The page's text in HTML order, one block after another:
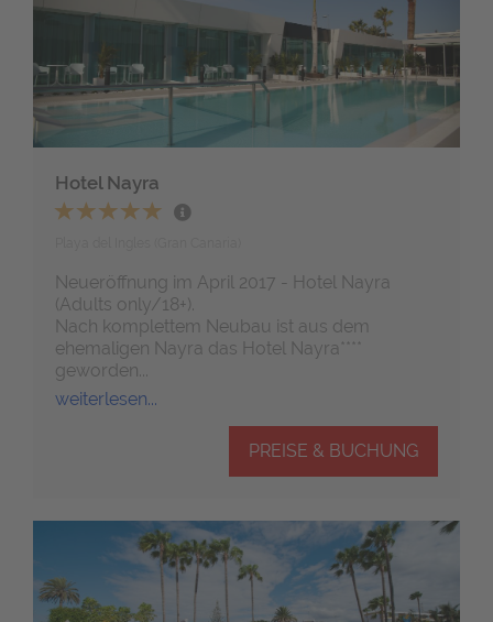
Hotel Nayra
Neueröffnung im April 2017 - Hotel Nayra
(Adults only/18+).
Nach komplettem Neubau ist aus dem
ehemaligen Nayra das Hotel Nayra****
geworden...
weiterlesen...
PREISE & BUCHUNG